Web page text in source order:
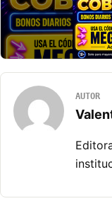
AUTOR